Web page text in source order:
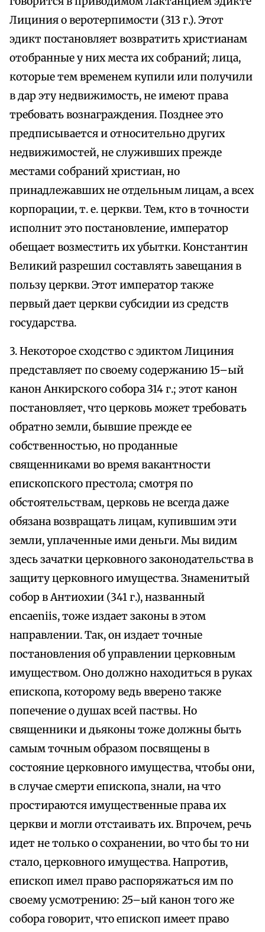
Лициния о веротерпимости (313 г.). Этот
эдикт постановляет возвратить христианам
отобранные у них места их собраний; лица,
которые тем временем купили или получили
в дар эту недвижимость, не имеют права
требовать вознаграждения. Позднее это
предписывается и относительно других
недвижимостей, не служивших прежде
местами собраний христиан, но
принадлежавших не отдельным лицам, а всех
корпорации, т. е. церкви. Тем, кто в точности
исполнит это постановление, император
обещает возместить их убытки. Константин
Великий разрешил составлять завещания в
пользу церкви. Этот император также
первый дает церкви субсидии из средств
государства.
3. Некоторое сходство с эдиктом Лициния
представляет по своему содержанию 15–ый
канон Анкирского собора 314 г.; этот канон
постановляет, что церковь может требовать
обратно земли, бывшие прежде ее
собственностью, но проданные
священниками во время вакантности
епископского престола; смотря по
обстоятельствам, церковь не всегда даже
обязана возвращать лицам, купившим эти
земли, уплаченные ими деньги. Мы видим
здесь зачатки церковного законодательства в
защиту церковного имущества. Знаменитый
собор в Антиохии (341 г.), названный
encaeniis, тоже издает законы в этом
направлении. Так, он издает точные
постановления об управлении церковным
имуществом. Оно должно находиться в руках
епископа, которому ведь вверено также
попечение о душах всей паствы. Но
священники и дьяконы тоже должны быть
самым точным образом посвящены в
состояние церковного имущества, чтобы они,
в случае смерти епископа, знали, на что
простираются имущественные права их
церкви и могли отстаивать их. Впрочем, речь
идет не только о сохранении, во что бы то ни
стало, церковного имущества. Напротив,
епископ имел право распоряжаться им по
своему усмотрению: 25–ый канон того же
собора говорит, что епископ имеет право